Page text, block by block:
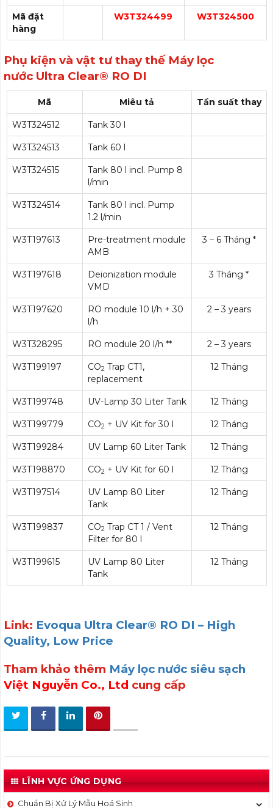
Mã đặt
hàng
W3T324499 W3T324500
Phụ kiện và vật tư thay thế Máy lọc
nước Ultra Clear® RO DI
Mã Miêu tả Tần suất thay
W3T324512 Tank 30 l
W3T324513 Tank 60 l
W3T324515
Tank 80 l incl. Pump 8
l/min
W3T324514
Tank 80 l incl. Pump
1.2 l/min
W3T197613
Pre-treatment module
AMB
3 – 6 Tháng *
W3T197618
Deionization module
VMD
3 Tháng *
W3T197620
RO module 10 l/h + 30
l/h
2 – 3 years
W3T328295 RO module 20 l/h ** 2 – 3 years
W3T199197 CO2 Trap CT1,
replacement
12 Tháng
W3T199748 UV-Lamp 30 Liter Tank 12 Tháng
W3T199779 CO2 + UV Kit for 30 l 12 Tháng
W3T199284 UV Lamp 60 Liter Tank 12 Tháng
W3T198870 CO2 + UV Kit for 60 l 12 Tháng
W3T197514
UV Lamp 80 Liter
Tank
12 Tháng
W3T199837 CO2 Trap CT 1 / Vent
Filter for 80 l
12 Tháng
W3T199615
UV Lamp 80 Liter
Tank
12 Tháng
Link: Evoqua Ultra Clear® RO DI – High
Quality, Low Price
Tham khảo thêm Máy lọc nước siêu sạch
Việt Nguyễn Co., Ltd cung cấp
LĨNH VỰC ỨNG DỤNG
Chuẩn Bị Xử Lý Mẫu Hoá Sinh